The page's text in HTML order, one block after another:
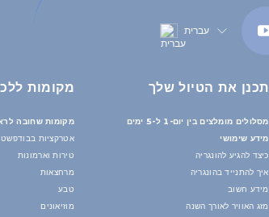
עברית
מקומות
מקומות שחובה
אטרקציות בבודפשט
טירות וארמונות
מרחצאות
טבע
מוזיאונים
תכנן את הטיול שלך
מסלולים מומלצים בין יום-1 ל-5 ימים
מידע שימושי
כיצד להגיע להונגריה
איך להתנייד בהונגריה
מידע חשוב
מזג האוויר לאורך השנה